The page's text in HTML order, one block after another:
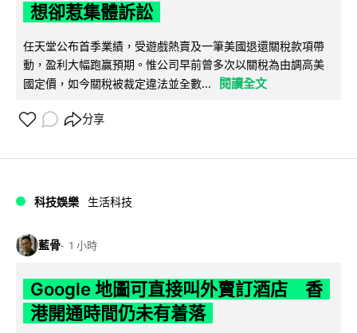
想卻惹集體訴訟
任天堂公布首季業績，受遊戲熱賣及一筆美國退還關稅款項帶
動，盈利大幅跑贏預期。惟公司早前曾多次以關稅為由調高美
國定價，如今關稅被裁定違法並全數...
閱讀全文
分享
科技娛樂 生活科技
藍骨 1 小時
Google 地圖可直接叫外賣訂酒店 香
港開通時間仍未有着落